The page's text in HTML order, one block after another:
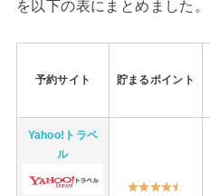
を以下の表にまとめました。
予約サイト 貯まるポイント
Yahoo!トラベ
ル